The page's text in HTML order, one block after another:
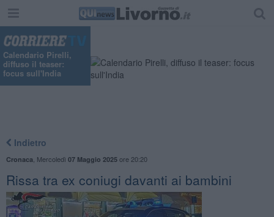
Calendario Pirelli,
diffuso il teaser:
focus sull'India
Indietro
Cronaca Mercoledì 07 Maggio 2025ore 20:20
Rissa tra ex coniugi davanti ai bambini